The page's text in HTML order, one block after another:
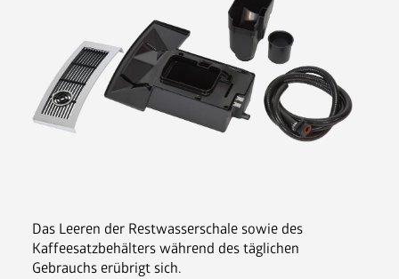
Maschinen
Nespresso Pads
Bohnenkaffee
Instantgenuss
Becher, Zubehör & Co
Das Leeren der Restwasserschale sowie des
Kaffeesatzbehälters während des täglichen
Gebrauchs erübrigt sich.